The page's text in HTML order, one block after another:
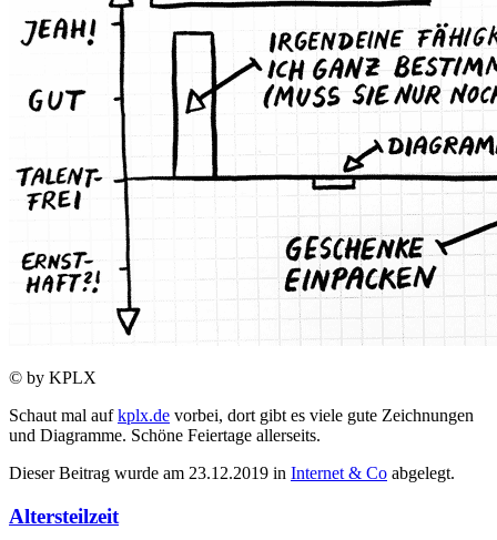
© by KPLX
Schaut mal aufkplx.de vorbei, dort gibt es viele gute Zeichnungen
und Diagramme. Schöne Feiertage allerseits.
Dieser Beitrag wurde am 23.12.2019 in Internet & Co abgelegt.
Altersteilzeit